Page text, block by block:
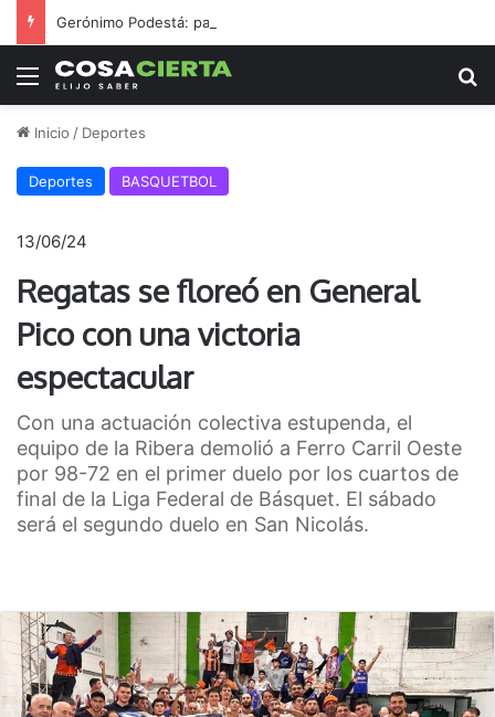
Menú
Inicio / Deportes
Deportes BASQUETBOL
13/06/24
Regatas se floreó en General
Pico con una victoria
espectacular
Con una actuación colectiva estupenda, el
equipo de la Ribera demolió a Ferro Carril Oeste
por 98-72 en el primer duelo por los cuartos de
final de la Liga Federal de Básquet. El sábado
será el segundo duelo en San Nicolás.